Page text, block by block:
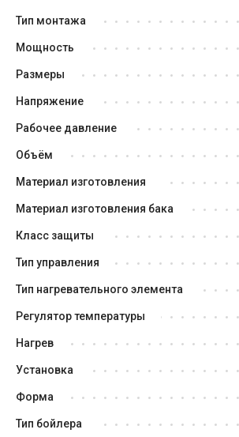
Тип монтажа
Мощность
Размеры
Напряжение
Рабочее давление
Объём
Материал изготовления
Материал изготовления бака
Класс защиты
Тип управления
Тип нагревательного элемента
Регулятор температуры
Нагрев
Установка
Форма
Тип бойлера